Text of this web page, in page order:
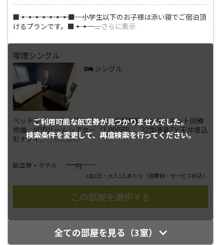
■―――▪―――▪―――▪―――▪―――▪―――▪―――▪―――■ 小学生以下のお子様は添い寝でご宿泊頂
けるプランです。■―――▪―――▪―...さらに表示
ご利用可能な航空券が見つかりませんでした。
検索条件を変更して、 再度検索を行ってください。
喫煙シングル
シングル
ベッドサイズ130×195(cm) ■全室無料インターネット回線
完備、VODルームシアター（1,000円）、32型液晶TV,天井埋込
形ナノイ...さらに表示
航空券 + ホテル ――――円
1泊2日・大人1人あたり （消費税・サービス料込）
全ての部屋を見る（3室）